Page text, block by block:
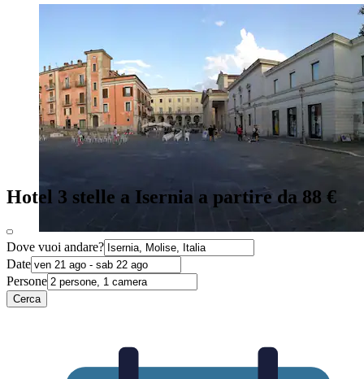
Hotel 3 stelle a Isernia a partire da 88 €
Dove vuoi andare?
Date
Persone
Cerca